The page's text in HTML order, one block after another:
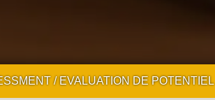
/ EVALUATION DE POTENTIEL